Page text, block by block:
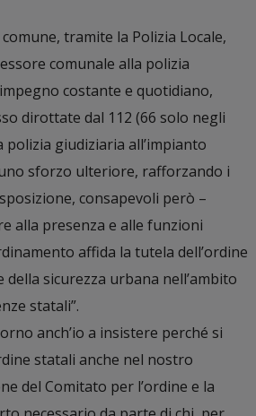
tramite la Polizia Locale,
comunale alla polizia
costante e quotidiano,
dirottate dal 112 (66 solo negli
giudiziaria all’impianto
sforzo ulteriore, rafforzando i
consapevoli però –
alla presenza e alle funzioni
affida la tutela dell’ordine
sicurezza urbana nell’ambito
statali”.
anch’io a insistere perché si
statali anche nel nostro
del Comitato per l’ordine e la